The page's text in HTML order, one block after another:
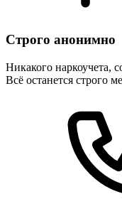
Строго анонимно
Никакого наркоучета,
Всё останется строго